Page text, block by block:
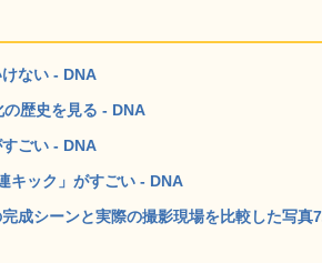
ない - DNA
歴史を見る - DNA
ごい - DNA
キック」がすごい - DNA
成シーンと実際の撮影現場を比較した写真